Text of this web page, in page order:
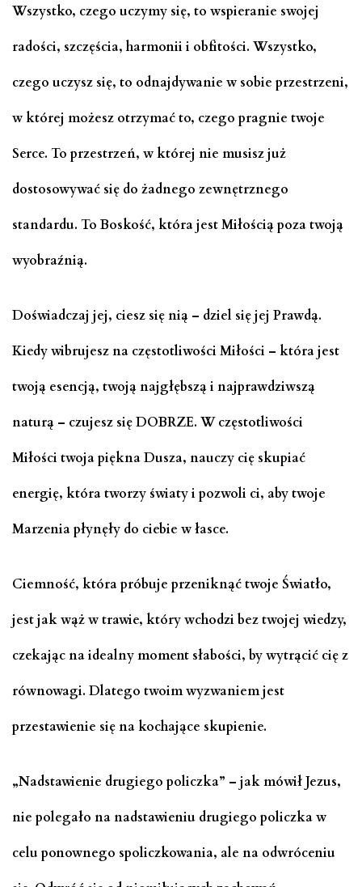
Wszystko, czego uczymy się, to wspieranie swojej
radości, szczęścia, harmonii i obfitości. Wszystko,
czego uczysz się, to odnajdywanie w sobie przestrzeni,
w której możesz otrzymać to, czego pragnie twoje
Serce. To przestrzeń, w której nie musisz już
dostosowywać się do żadnego zewnętrznego
standardu. To Boskość, która jest Miłością poza twoją
wyobraźnią.
Doświadczaj jej, ciesz się nią – dziel się jej Prawdą.
Kiedy wibrujesz na częstotliwości Miłości – która jest
twoją esencją, twoją najgłębszą i najprawdziwszą
naturą – czujesz się DOBRZE. W częstotliwości
Miłości twoja piękna Dusza, nauczy cię skupiać
energię, która tworzy światy i pozwoli ci, aby twoje
Marzenia płynęły do ciebie w łasce.
Ciemność, która próbuje przeniknąć twoje Światło,
jest jak wąż w trawie, który wchodzi bez twojej wiedzy,
czekając na idealny moment słabości, by wytrącić cię z
równowagi. Dlatego twoim wyzwaniem jest
przestawienie się na kochające skupienie.
„Nadstawienie drugiego policzka” – jak mówił Jezus,
nie polegało na nadstawieniu drugiego policzka w
celu ponownego spoliczkowania, ale na odwróceniu